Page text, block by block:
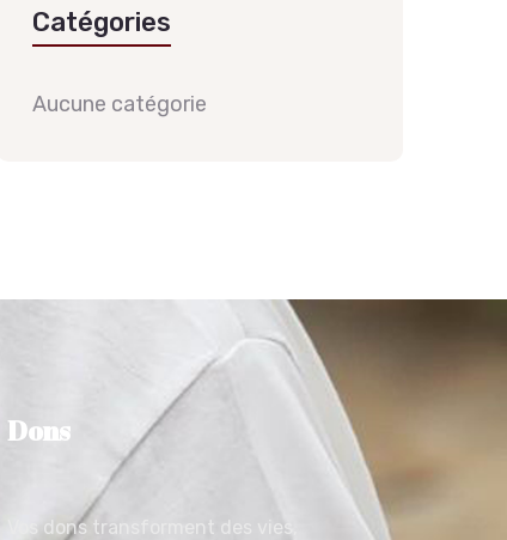
Catégories
Aucune catégorie
Dons
Vos dons transforment des vies,